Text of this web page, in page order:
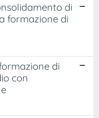
di
formazione di
di
con